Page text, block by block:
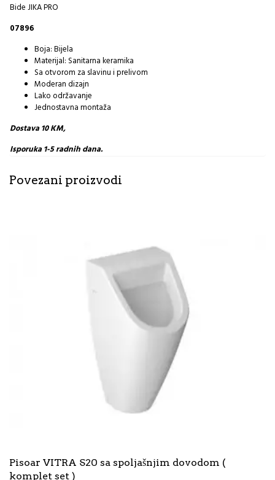
Bide JIKA PRO
07896
Boja: Bijela
Materijal: Sanitarna keramika
Sa otvorom za slavinu i prelivom
Moderan dizajn
Lako održavanje
Jednostavna montaža
Dostava 10 KM,
Isporuka 1-5 radnih dana.
Povezani proizvodi
Pisoar VITRA S20 sa spoljašnjim dovodom (
komplet set )